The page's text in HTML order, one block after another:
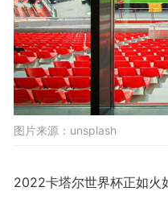
图片来源： unsplash
2022卡塔尔世界杯正如火